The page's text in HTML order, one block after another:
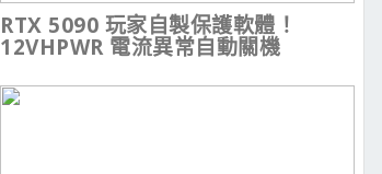
RTX 5090 玩家自製保護軟體！
12VHPWR 電流異常自動關機